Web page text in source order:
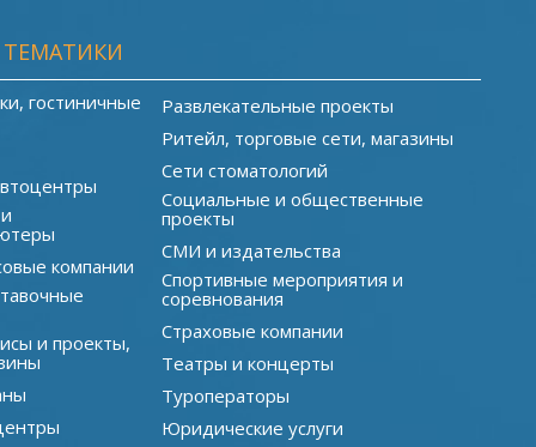
гостиничные
компании
и проекты,
Развлекательные проекты
Ритейл, торговые сети, магазины
Сети стоматологий
Социальные и общественные
проекты
СМИ и издательства
Спортивные мероприятия и
соревнования
Страховые компании
Театры и концерты
Туроператоры
Юридические услуги